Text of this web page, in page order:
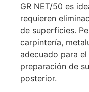
GR NET/50 es
requieren
de superficies.
carpintería,
adecuado para
preparación de
posterior.